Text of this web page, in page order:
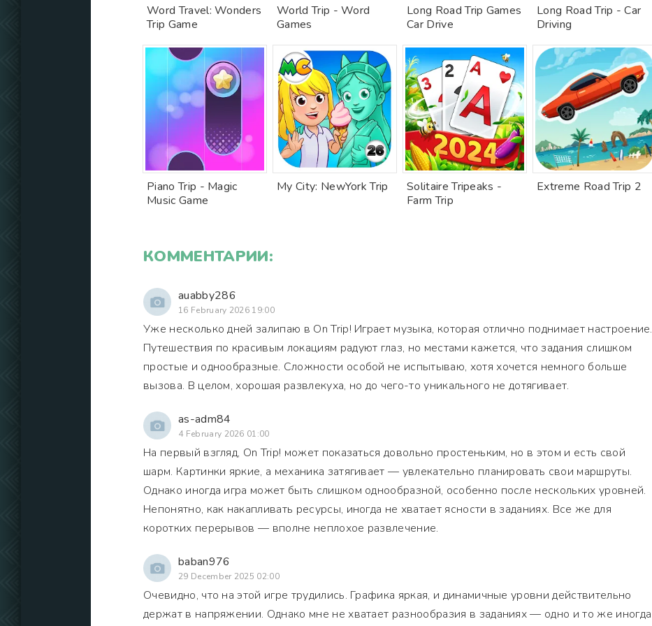
Word Travel: Wonders
Trip Game
World Trip - Word
Games
Long Road Trip Games
Car Drive
Long Road Trip - Car
Driving
Piano Trip - Magic
Music Game
My City: NewYork Trip
Solitaire Tripeaks -
Farm Trip
Extreme Road Trip 2
КОММЕНТАРИИ:
auabby286
16 February 2026 19:00
Уже несколько дней залипаю в On Trip! Играет музыка, которая отлично поднимает настроение.
Путешествия по красивым локациям радуют глаз, но местами кажется, что задания слишком
простые и однообразные. Сложности особой не испытываю, хотя хочется немного больше
вызова. В целом, хорошая развлекуха, но до чего-то уникального не дотягивает.
as-adm84
4 February 2026 01:00
На первый взгляд, On Trip! может показаться довольно простеньким, но в этом и есть свой
шарм. Картинки яркие, а механика затягивает — увлекательно планировать свои маршруты.
Однако иногда игра может быть слишком однообразной, особенно после нескольких уровней.
Непонятно, как накапливать ресурсы, иногда не хватает ясности в заданиях. Все же для
коротких перерывов — вполне неплохое развлечение.
baban976
29 December 2025 02:00
Очевидно, что на этой игре трудились. Графика яркая, и динамичные уровни действительно
держат в напряжении. Однако мне не хватает разнообразия в заданиях — одно и то же иногда